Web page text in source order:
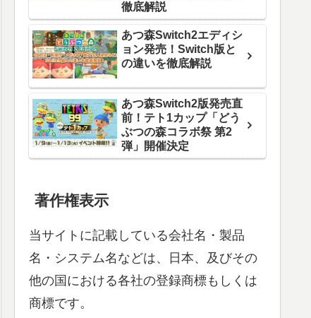
徹底解説
あつ森Switch2エディシ
ョン発売！Switch版と
の違いを徹底解説
あつ森Switch2版発売直
前！テト1カップ「どう
ぶつの森コラボ祭 第2
弾」開催決定
著作権表示
当サイトに記載している会社名・製品
名・システム名などは、日本、及びその
他の国における各社の登録商標もしくは
商標です。